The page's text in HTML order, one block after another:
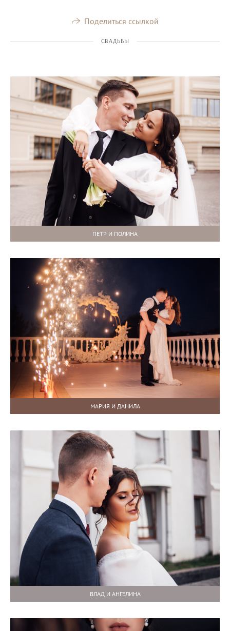
Поделиться ссылкой
СВАДЬБЫ
ПЕТР И ПОЛИНА
МАРИЯ И ДАНИЛА
ВЛАД И АНГЕЛИНА